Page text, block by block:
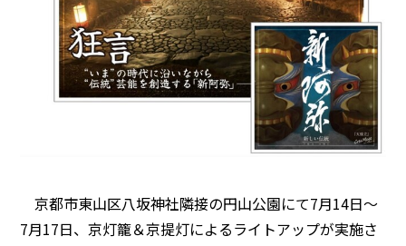
京都市東山区八坂神社隣接の円山公園にて7月14日～
7月17日、京灯籠＆京提灯によるライトアップが実施さ